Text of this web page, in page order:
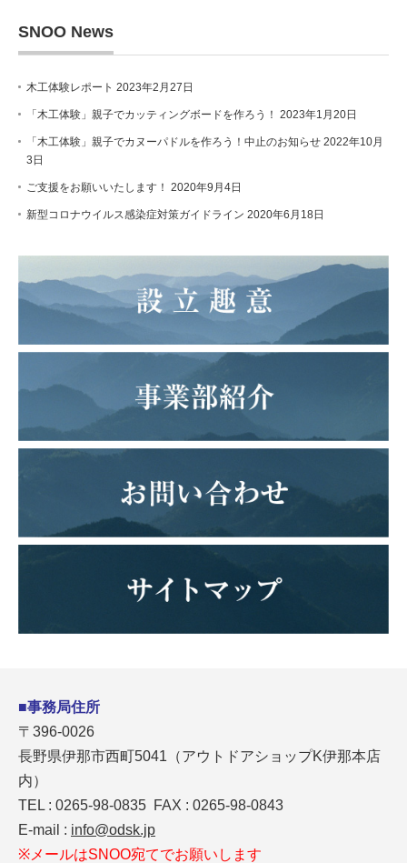
SNOO News
木工体験レポート 2023年2月27日
「木工体験」親子でカッティングボードを作ろう！ 2023年1月20日
「木工体験」親子でカヌーパドルを作ろう！中止のお知らせ 2022年10月
3日
ご支援をお願いいたします！ 2020年9月4日
新型コロナウイルス感染症対策ガイドライン 2020年6月18日
■事務局住所
〒396-0026
長野県伊那市西町5041（アウトドアショップK伊那本店
内）
TEL : 0265-98-0835 FAX : 0265-98-0843
E-mail : info@odsk.jp
※メールはSNOO宛てでお願いします